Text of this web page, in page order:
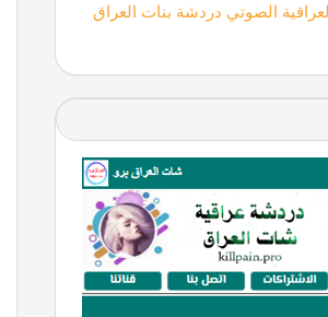
الصوتي دردشة بنات العراق